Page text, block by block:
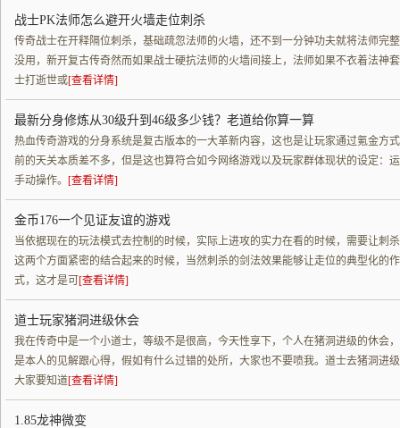
战士PK法师怎么避开火墙走位刺杀
传奇战士在开释隔位刺杀，基础疏忽法师的火墙，还不到一分钟功夫就将法师完
没用，新开复古传奇然而如果战士硬抗法师的火墙间接上，法师如果不衣着法神
士打逝世或[查看详情]
最新分身修炼从30级升到46级多少钱？老道给你算一算
热血传奇游戏的分身系统是复古版本的一大革新内容，这也是让玩家通过氪金方
前的天关本质差不多，但是这也算符合如今网络游戏以及玩家群体现状的设定：
手动操作。 [查看详情]
金币176一个见证友谊的游戏
当依据现在的玩法模式去控制的时候，实际上进攻的实力在看的时候，需要让刺
这两个方面紧密的结合起来的时候，当然刺杀的剑法效果能够让走位的典型化的
式，这才是可 [查看详情]
道士玩家猪洞进级休会
我在传奇中是一个小道士，等级不是很高，今天性享下，个人在猪洞进级的休会
是本人的见解跟心得，假如有什么过错的处所，大家也不要喷我。道士去猪洞进
大家要知道[查看详情]
1.85龙神微变